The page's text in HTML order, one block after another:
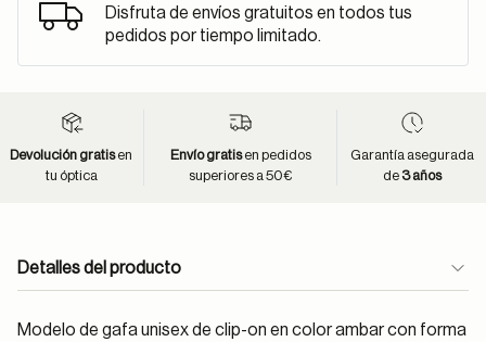
Disfruta de envíos gratuitos en todos tus
pedidos por tiempo limitado.
Devolución gratisen
tu óptica
Envío gratisen pedidos
superiores a 50€
Garantía asegurada
de 3 años
Detalles del producto
Modelo de gafa unisex de clip-on en color ambar con forma